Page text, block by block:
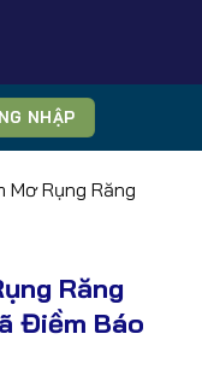
NHẬP
Mơ Rụng Răng
Răng
Điềm Báo